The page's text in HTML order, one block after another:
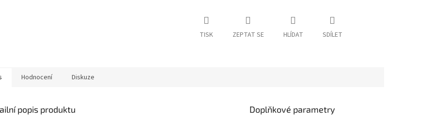
TISK ZEPTAT SE HLÍDAT SDÍLET
Hodnocení Diskuze
popis produktu Doplňkové parametry